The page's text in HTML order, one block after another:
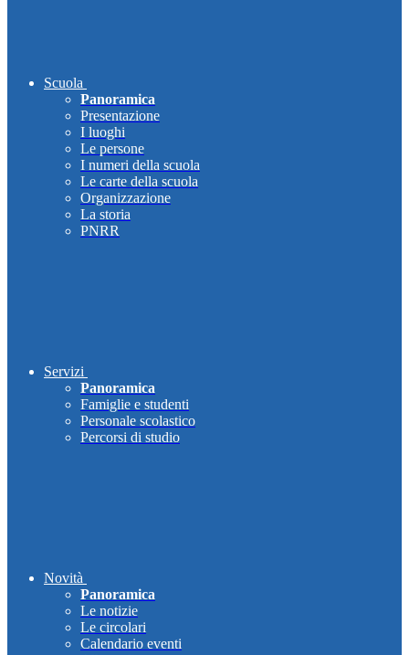
Scuola
Panoramica
Presentazione
I luoghi
Le persone
I numeri della scuola
Le carte della scuola
Organizzazione
La storia
PNRR
Servizi
Panoramica
Famiglie e studenti
Personale scolastico
Percorsi di studio
Novità
Panoramica
Le notizie
Le circolari
Calendario eventi